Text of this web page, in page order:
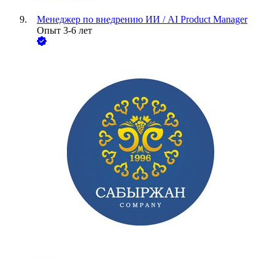
Менеджер по внедрению ИИ / AI Product Manager
Опыт 3-6 лет